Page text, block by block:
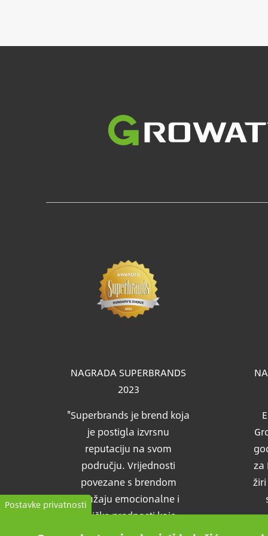
NAGRADA SUPERBRANDS
2023
"Superbrands je brend koja
je postigla izvrsnu
reputaciju na svom
području. Vrijednosti
povezane s brendom
pružaju emocionalne i
fizičke prednosti koje
pružaju očekivane podrške
za
Postavke privatnosti